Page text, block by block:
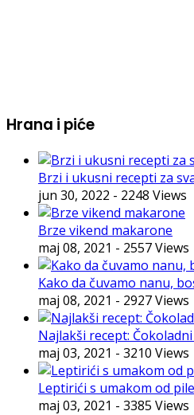
Hrana i piće
Brzi i ukusni recepti za
jun 30, 2022 - 2248 Views
Brze vikend makarone
maj 08, 2021 - 2557 Views
Kako da čuvamo nanu,
maj 08, 2021 - 2927 Views
Najlakši recept:
maj 03, 2021 - 3210 Views
Leptirići s umakom od
maj 03, 2021 - 3385 Views